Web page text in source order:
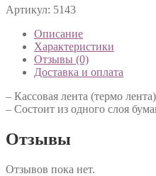
Артикул: 5143
Описание
Характеристики
Отзывы (0)
Доставка и оплата
– Кассовая лента (термо
– Состоит из одного слоя
Отзывы
Отзывов пока нет.